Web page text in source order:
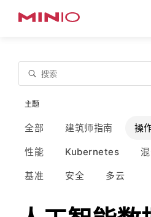
搜索
主题
全部 建筑师指南 操
性能 Kubernetes
基准 安全 多云